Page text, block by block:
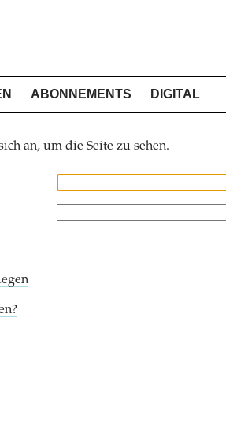
ABONNEMENTS DIGITAL
an, um die Seite zu sehen.